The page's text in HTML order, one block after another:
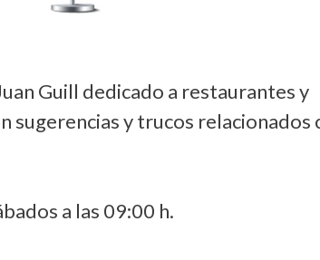
Guill dedicado a restaurantes y
sugerencias y trucos relacionados
a las 09:00 h.